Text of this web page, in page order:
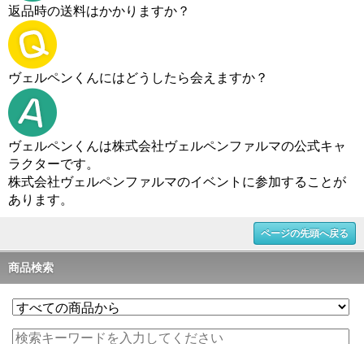
返品時の送料はかかりますか？
ヴェルペンくんにはどうしたら会えますか？
ヴェルペンくんは株式会社ヴェルペンファルマの公式キャ
ラクターです。
株式会社ヴェルペンファルマのイベントに参加することが
あります。
ページの先頭へ戻る
商品検索